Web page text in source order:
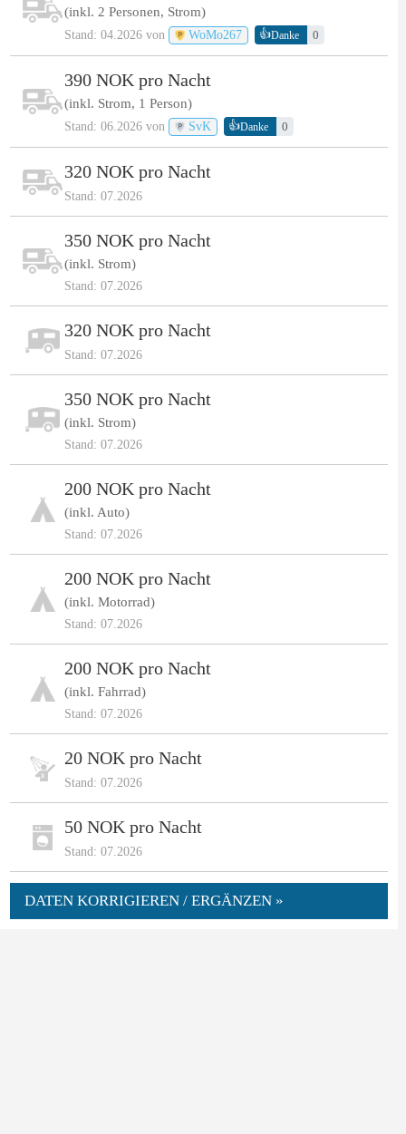
(inkl. 2 Personen, Strom)
Stand: 04.2026 von WoMo267 👍Danke 0
390 NOK pro Nacht
(inkl. Strom, 1 Person)
Stand: 06.2026 von SvK 👍Danke 0
320 NOK pro Nacht
Stand: 07.2026
350 NOK pro Nacht
(inkl. Strom)
Stand: 07.2026
320 NOK pro Nacht
Stand: 07.2026
350 NOK pro Nacht
(inkl. Strom)
Stand: 07.2026
200 NOK pro Nacht
(inkl. Auto)
Stand: 07.2026
200 NOK pro Nacht
(inkl. Motorrad)
Stand: 07.2026
200 NOK pro Nacht
(inkl. Fahrrad)
Stand: 07.2026
20 NOK pro Nacht
Stand: 07.2026
50 NOK pro Nacht
Stand: 07.2026
DATEN KORRIGIEREN / ERGÄNZEN »